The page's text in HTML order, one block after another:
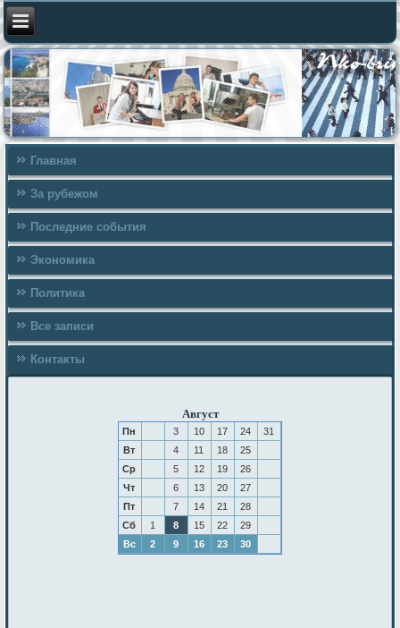
Главная
За рубежом
Последние события
Экономика
Политика
Все записи
Контакты
Август
Пн 3 10 17 24
31
Вт
4 11 18
25
Ср
5 12 19
26
Чт
6 13 20
27
Пт
7 14 21
28
Сб
1 8 15 22
29
Вс
2 9 16 23 30